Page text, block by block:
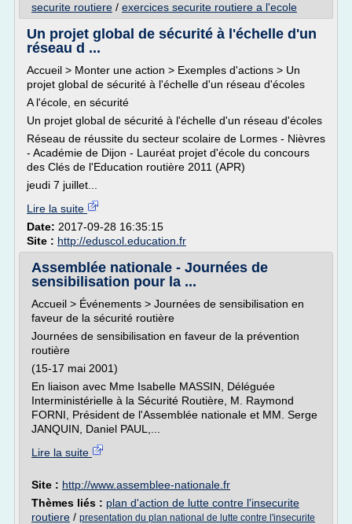
securite routiere / exercices securite routiere a l'ecole
Un projet global de sécurité à l'échelle d'un
réseau d ...
Accueil > Monter une action > Exemples d'actions > Un
projet global de sécurité à l'échelle d'un réseau d'écoles
A l'école, en sécurité
Un projet global de sécurité à l'échelle d'un réseau d'écoles
Réseau de réussite du secteur scolaire de Lormes - Nièvres
- Académie de Dijon - Lauréat projet d'école du concours
des Clés de l'Education routière 2011 (APR)
jeudi 7 juillet...
Lire la suite
Date: 2017-09-28 16:35:15
Site : http://eduscol.education.fr
Assemblée nationale - Journées de
sensibilisation pour la ...
Accueil > Événements > Journées de sensibilisation en
faveur de la sécurité routière
Journées de sensibilisation en faveur de la prévention
routière
(15-17 mai 2001)
En liaison avec Mme Isabelle MASSIN, Déléguée
Interministérielle à la Sécurité Routière, M. Raymond
FORNI, Président de l'Assemblée nationale et MM. Serge
JANQUIN, Daniel PAUL,...
Lire la suite
Site : http://www.assemblee-nationale.fr
Thèmes liés : plan d'action de lutte contre l'insecurite
routiere / presentation du plan national de lutte contre l'insecurite